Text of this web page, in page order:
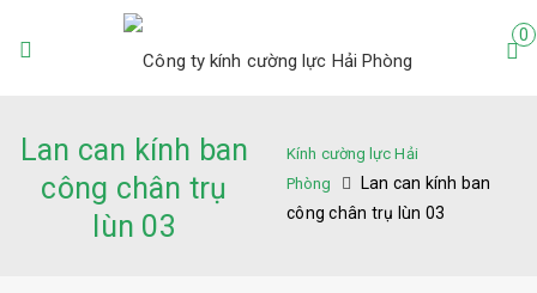
0
Lan can kính ban
công chân trụ
lùn 03
Kính cường lực Hải
Phòng
Lan can kính ban
công chân trụ lùn 03